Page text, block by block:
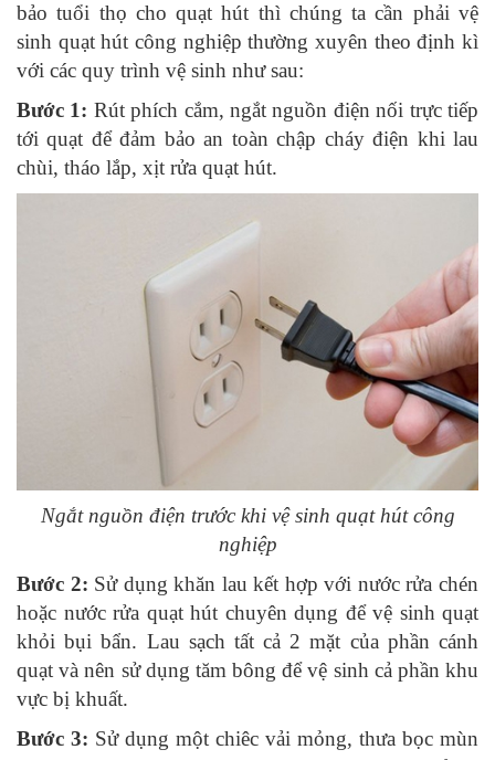
bảo tuổi thọ cho quạt hút thì chúng ta cần phải vệ
sinh quạt hút công nghiệp thường xuyên theo định kì
với các quy trình vệ sinh như sau:
Bước 1: Rút phích cắm, ngắt nguồn điện nối trực tiếp
tới quạt để đảm bảo an toàn chập cháy điện khi lau
chùi, tháo lắp, xịt rửa quạt hút.
Ngắt nguồn điện trước khi vệ sinh quạt hút công
nghiệp
Bước 2: Sử dụng khăn lau kết hợp với nước rửa chén
hoặc nước rửa quạt hút chuyên dụng để vệ sinh quạt
khỏi bụi bẩn. Lau sạch tất cả 2 mặt của phần cánh
quạt và nên sử dụng tăm bông để vệ sinh cả phần khu
vực bị khuất.
Bước 3: Sử dụng một chiêc vải mỏng, thưa bọc mùn